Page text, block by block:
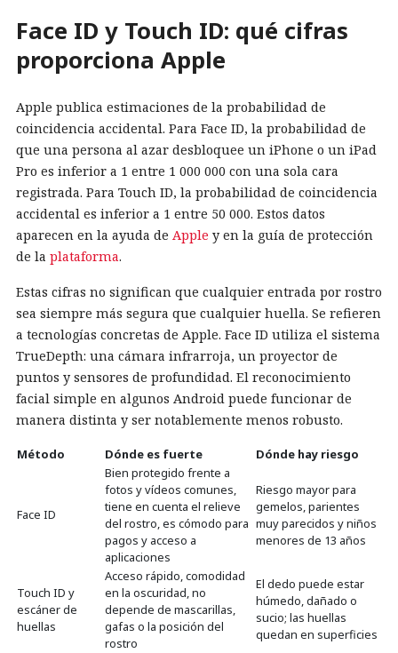
Face ID y Touch ID: qué cifras
proporciona Apple
Apple publica estimaciones de la probabilidad de
coincidencia accidental. Para Face ID, la probabilidad de
que una persona al azar desbloquee un iPhone o un iPad
Pro es inferior a 1 entre 1 000 000 con una sola cara
registrada. Para Touch ID, la probabilidad de coincidencia
accidental es inferior a 1 entre 50 000. Estos datos
aparecen en la ayuda de Apple y en la guía de protección
de la plataforma.
Estas cifras no significan que cualquier entrada por rostro
sea siempre más segura que cualquier huella. Se refieren
a tecnologías concretas de Apple. Face ID utiliza el sistema
TrueDepth: una cámara infrarroja, un proyector de
puntos y sensores de profundidad. El reconocimiento
facial simple en algunos Android puede funcionar de
manera distinta y ser notablemente menos robusto.
Método Dónde es fuerte Dónde hay riesgo
Face ID
Bien protegido frente a
fotos y vídeos comunes,
tiene en cuenta el relieve
del rostro, es cómodo para
pagos y acceso a
aplicaciones
Riesgo mayor para
gemelos, parientes
muy parecidos y niños
menores de 13 años
Touch ID y
escáner de
huellas
Acceso rápido, comodidad
en la oscuridad, no
depende de mascarillas,
gafas o la posición del
rostro
El dedo puede estar
húmedo, dañado o
sucio; las huellas
quedan en superficies